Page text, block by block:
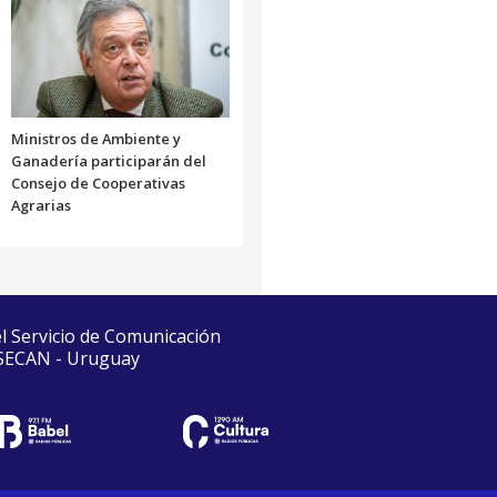
Ministros de Ambiente y
Ganadería participarán del
Consejo de Cooperativas
Agrarias
de Comunicación
- Uruguay